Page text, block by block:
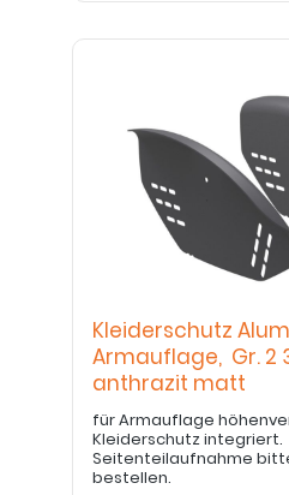
Kleiderschutz
Armauflage, Gr. 2
anthrazit matt
für Armauflage
Kleiderschutz integriert.
Seitenteilaufnahme
bestellen.